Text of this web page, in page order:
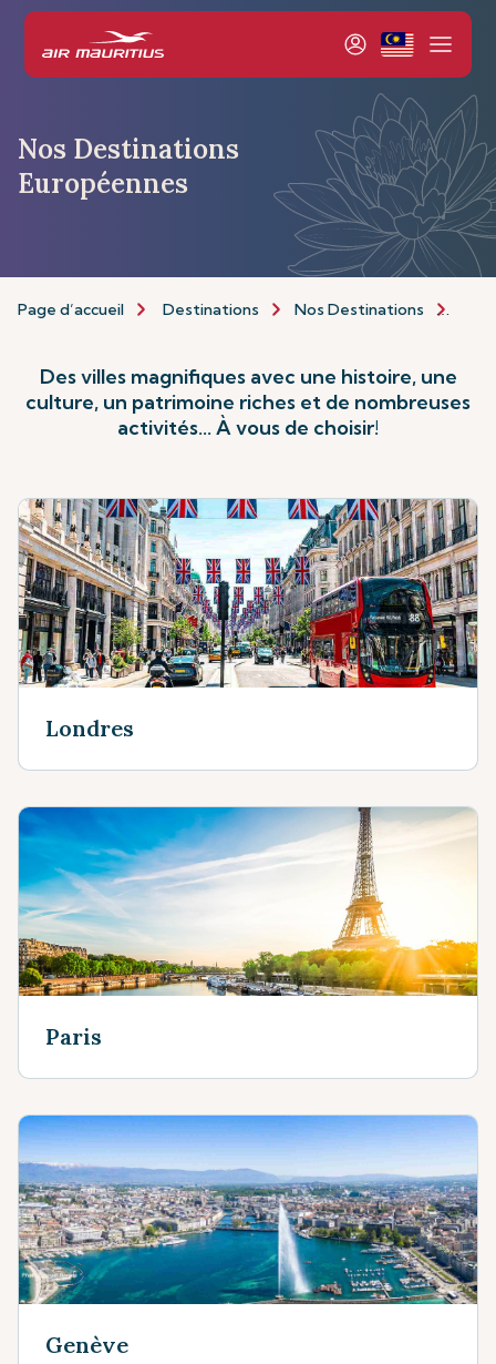
Nos Destinations
Européennes
Page d’accueil Destinations Nos Destinations
Des villes magnifiques avec une histoire, une
culture, un patrimoine riches et de nombreuses
activités... À vous de choisir!
Londres
Paris
Genève